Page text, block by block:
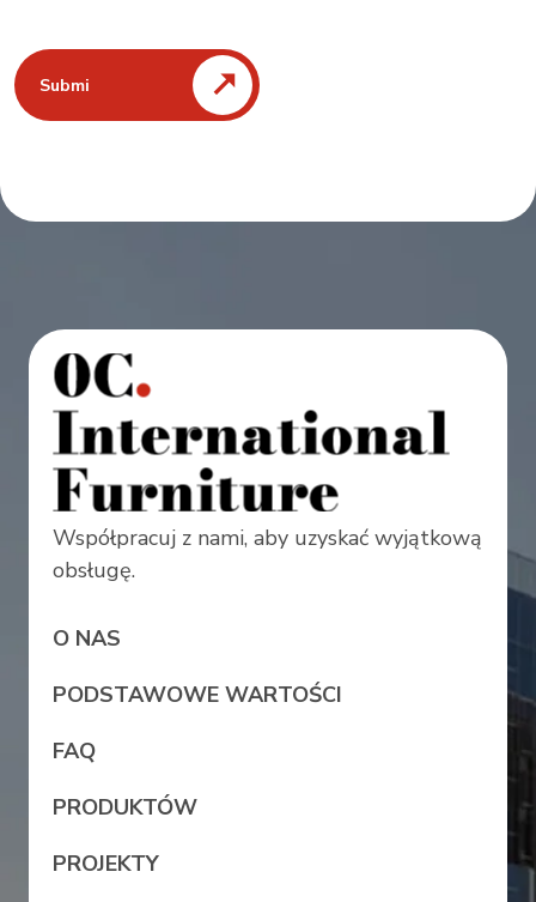
Submi
Współpracuj z nami, aby uzyskać wyjątkową
obsługę.
O NAS
PODSTAWOWE WARTOŚCI
FAQ
PRODUKTÓW
PROJEKTY